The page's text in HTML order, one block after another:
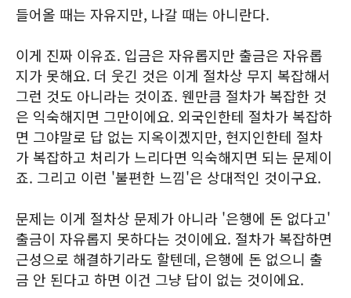
들어올 때는 자유지만, 나갈 때는 아니란다.
이게 진짜 이유죠. 입금은 자유롭지만 출금은 자유롭
지가 못해요. 더 웃긴 것은 이게 절차상 무지 복잡해서
그런 것도 아니라는 것이죠. 웬만큼 절차가 복잡한 것
은 익숙해지면 그만이에요. 외국인한테 절차가 복잡하
면 그야말로 답 없는 지옥이겠지만, 현지인한테 절차
가 복잡하고 처리가 느리다면 익숙해지면 되는 문제이
죠. 그리고 이런 '불편한 느낌'은 상대적인 것이구요.
문제는 이게 절차상 문제가 아니라 '은행에 돈 없다고'
출금이 자유롭지 못하다는 것이에요. 절차가 복잡하면
근성으로 해결하기라도 할텐데, 은행에 돈 없으니 출
금 안 된다고 하면 이건 그냥 답이 없는 것이에요.